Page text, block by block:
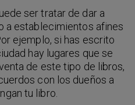
ser tratar de dar a
a establecimientos afines
ejemplo, si has escrito
hay lugares que se
de este tipo de libros,
con los dueños a
tu libro.